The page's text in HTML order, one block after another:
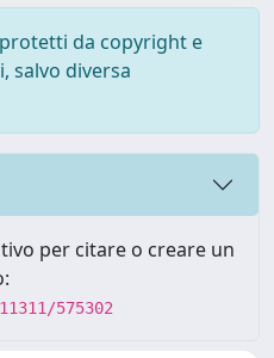
da copyright e
salvo diversa
per citare o creare un
575302